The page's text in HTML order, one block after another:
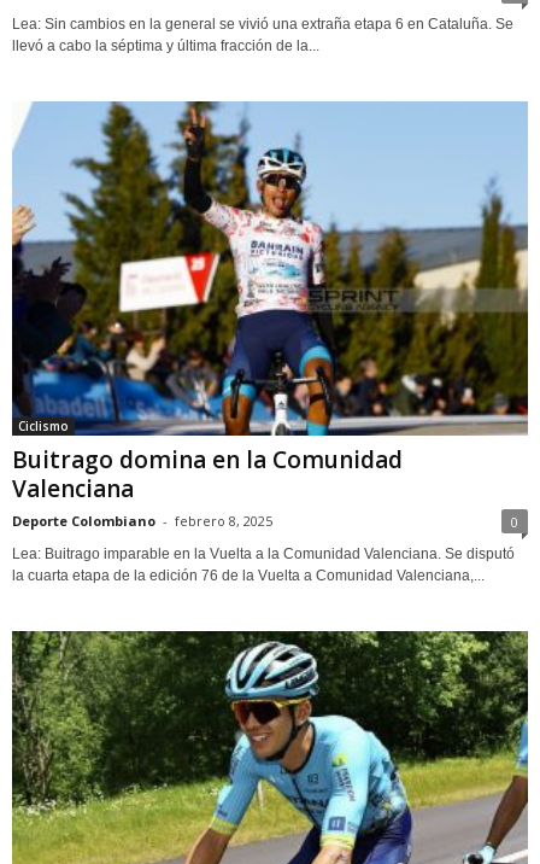
Lea: Sin cambios en la general se vivió una extraña etapa 6 en Cataluña. Se
llevó a cabo la séptima y última fracción de la...
Ciclismo
Buitrago domina en la Comunidad
Valenciana
Deporte Colombiano - febrero 8, 2025 0
Lea: Buitrago imparable en la Vuelta a la Comunidad Valenciana. Se disputó
la cuarta etapa de la edición 76 de la Vuelta a Comunidad Valenciana,...